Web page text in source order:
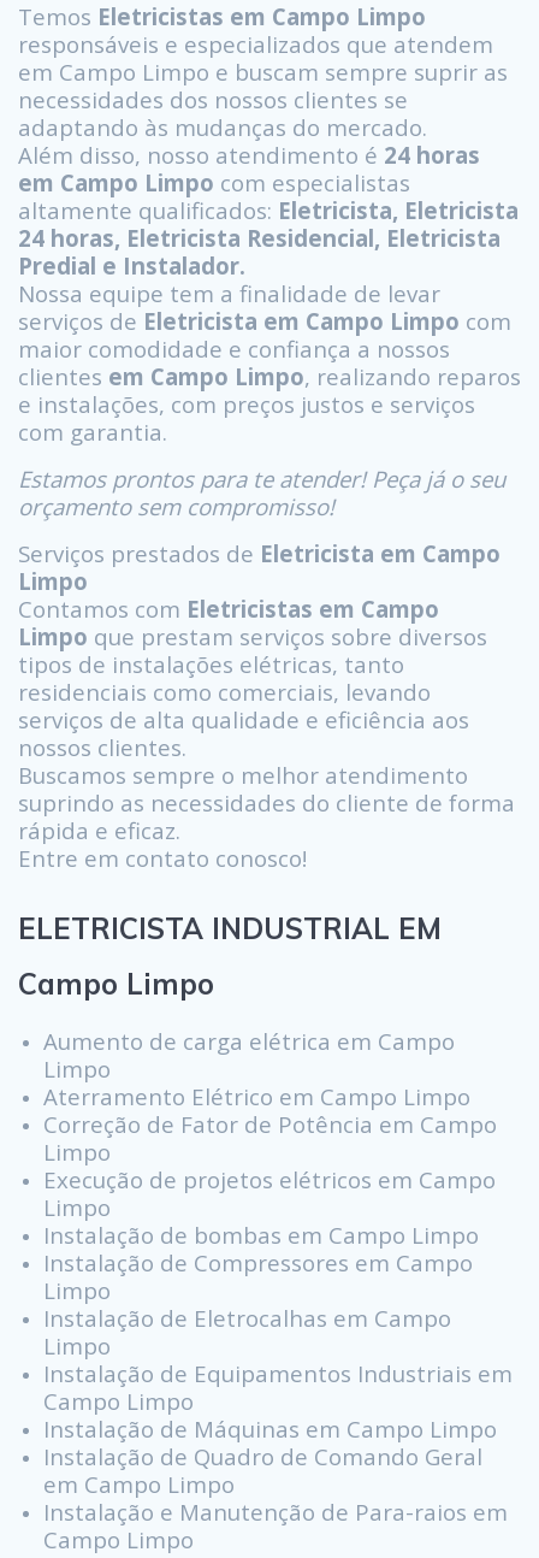
Temos Eletricistas em Campo Limpo
responsáveis e especializados que atendem
em Campo Limpo e buscam sempre suprir as
necessidades dos nossos clientes se
adaptando às mudanças do mercado.
Além disso, nosso atendimento é 24 horas
em Campo Limpo com especialistas
altamente qualificados: Eletricista, Eletricista
24 horas, Eletricista Residencial, Eletricista
Predial e Instalador.
Nossa equipe tem a finalidade de levar
serviços de Eletricista em Campo Limpo com
maior comodidade e confiança a nossos
clientes em Campo Limpo, realizando reparos
e instalações, com preços justos e serviços
com garantia.
Estamos prontos para te atender! Peça já o seu
orçamento sem compromisso!
Serviços prestados de Eletricista em Campo
Limpo
Contamos com Eletricistas em Campo
Limpo que prestam serviços sobre diversos
tipos de instalações elétricas, tanto
residenciais como comerciais, levando
serviços de alta qualidade e eficiência aos
nossos clientes.
Buscamos sempre o melhor atendimento
suprindo as necessidades do cliente de forma
rápida e eficaz.
Entre em contato conosco!
ELETRICISTA INDUSTRIAL EM
Campo Limpo
Aumento de carga elétrica em Campo
Limpo
Aterramento Elétrico em Campo Limpo
Correção de Fator de Potência em Campo
Limpo
Execução de projetos elétricos em Campo
Limpo
Instalação de bombas em Campo Limpo
Instalação de Compressores em Campo
Limpo
Instalação de Eletrocalhas em Campo
Limpo
Instalação de Equipamentos Industriais em
Campo Limpo
Instalação de Máquinas em Campo Limpo
Instalação de Quadro de Comando Geral
em Campo Limpo
Instalação e Manutenção de Para-raios em
Campo Limpo